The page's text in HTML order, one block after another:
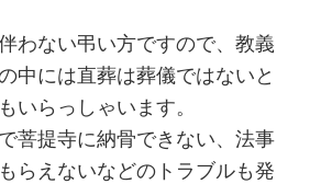
わない弔い方ですので、教義
中には直葬は葬儀ではないと
いらっしゃいます。
菩提寺に納骨できない、法事
らえないなどのトラブルも発